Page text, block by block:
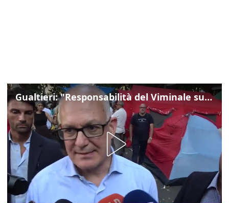
Gualtieri: "Responsabilità del Viminale su Spin Time? La posizione dei partiti è nota"